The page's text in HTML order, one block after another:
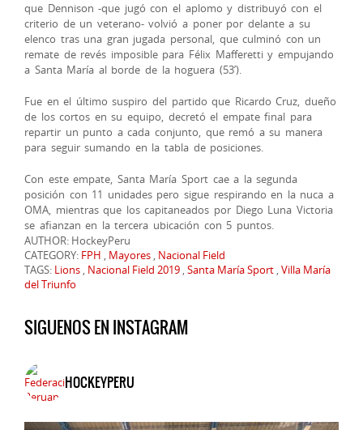
que Dennison -que jugó con el aplomo y distribuyó con el
criterio de un veterano- volvió a poner por delante a su
elenco tras una gran jugada personal, que culminó con un
remate de revés imposible para Félix Mafferetti y empujando
a Santa María al borde de la hoguera (53’).
Fue en el último suspiro del partido que Ricardo Cruz, dueño
de los cortos en su equipo, decretó el empate final para
repartir un punto a cada conjunto, que remó a su manera
para seguir sumando en la tabla de posiciones.
Con este empate, Santa María Sport cae a la segunda
posición con 11 unidades pero sigue respirando en la nuca a
OMA, mientras que los capitaneados por Diego Luna Victoria
se afianzan en la tercera ubicación con 5 puntos.
AUTHOR: HockeyPeru
CATEGORY: FPH , Mayores , Nacional Field
TAGS: Lions , Nacional Field 2019 ,Santa María Sport ,Villa María
del Triunfo
SIGUENOS EN INSTAGRAM
HOCKEYPERU